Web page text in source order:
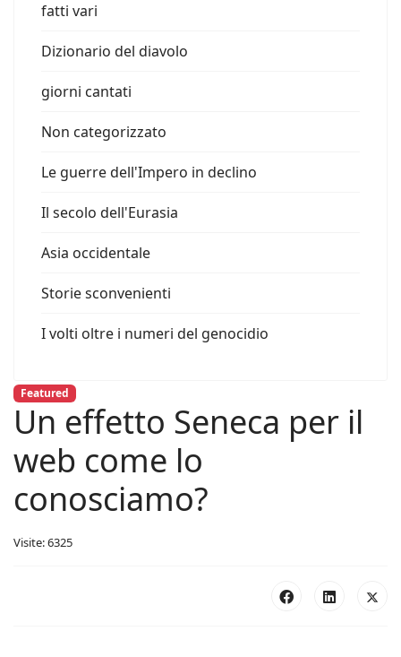
fatti vari
Dizionario del diavolo
giorni cantati
Non categorizzato
Le guerre dell'Impero in declino
Il secolo dell'Eurasia
Asia occidentale
Storie sconvenienti
I volti oltre i numeri del genocidio
Featured
Un effetto Seneca per il
web come lo
conosciamo?
Visite: 6325